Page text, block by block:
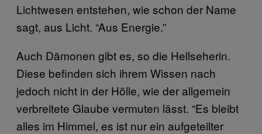
Lichtwesen entstehen, wie schon der Name
sagt, aus Licht. “Aus Energie.”
Auch Dämonen gibt es, so die Hellseherin.
Diese befinden sich ihrem Wissen nach
jedoch nicht in der Hölle, wie der allgemein
verbreitete Glaube vermuten lässt. “Es bleibt
alles im Himmel, es ist nur ein aufgeteilter